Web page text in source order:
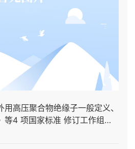
高压聚合物绝缘子一般定义、
等4 项国家标准 修订工作组成